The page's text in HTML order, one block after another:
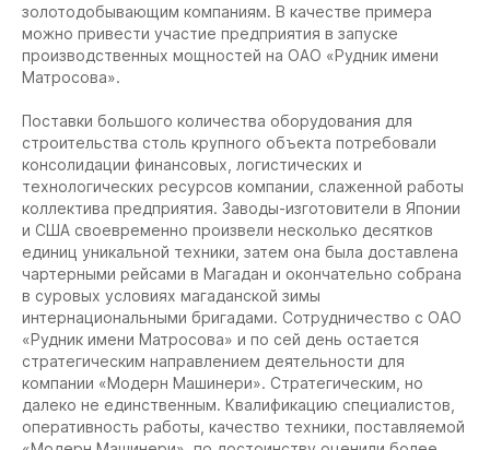
золотодобывающим компаниям. В качестве примера
можно привести участие предприятия в запуске
производственных мощностей на ОАО «Рудник имени
Матросова».
Поставки большого количества оборудования для
строительства столь крупного объекта потребовали
консолидации финансовых, логистических и
технологических ресурсов компании, слаженной работы
коллектива предприятия. Заводы-изготовители в Японии
и США своевременно произвели несколько десятков
единиц уникальной техники, затем она была доставлена
чартерными рейсами в Магадан и окончательно собрана
в суровых условиях магаданской зимы
интернациональными бригадами. Сотрудничество с ОАО
«Рудник имени Матросова» и по сей день остается
стратегическим направлением деятельности для
компании «Модерн Машинери». Стратегическим, но
далеко не единственным. Квалификацию специалистов,
оперативность работы, качество техники, поставляемой